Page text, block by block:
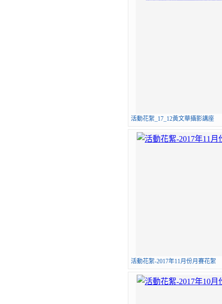
活動花絮_17_12黃文華攝影講座
活動花絮-2017年11月份月賽花絮